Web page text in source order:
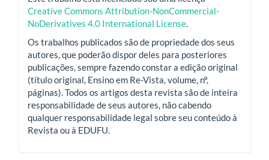
Creative Commons Attribution-NonCommercial-
NoDerivatives 4.0 International License
Os trabalhos publicados são de propriedade dos seus
autores, que poderão dispor deles para posteriores
publicações, sempre fazendo constar a edição original
(título original, Ensino em Re-Vista, volume, nº,
páginas). Todos os artigos desta revista são de inteira
responsabilidade de seus autores, não cabendo
qualquer responsabilidade legal sobre seu conteúdo à
Revista ou à EDUFU.